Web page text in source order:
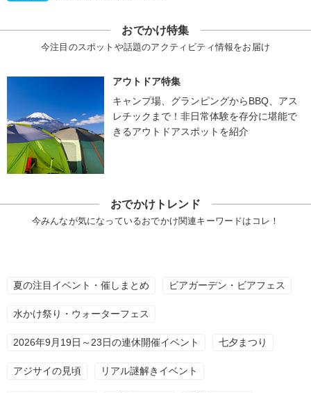
おでかけ特集
今注目のスポットや話題のアクティビティ情報をお届け
アウトドア特集
キャンプ場、グランピングからBBQ、アス
レチックまで！非日常体験を存分に堪能で
きるアウトドアスポットを紹介
おでかけトレンド
今みんなが気になっているおでかけ関連キーワードはコレ！
夏の注目イベント・催しまとめ ビアガーデン・ビアフェス
水かけ祭り・ウォーターフェス
2026年9月19日～23日の連休開催イベント 七夕まつり
アジサイの見頃 リアル謎解きイベント